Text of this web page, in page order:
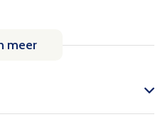
meer